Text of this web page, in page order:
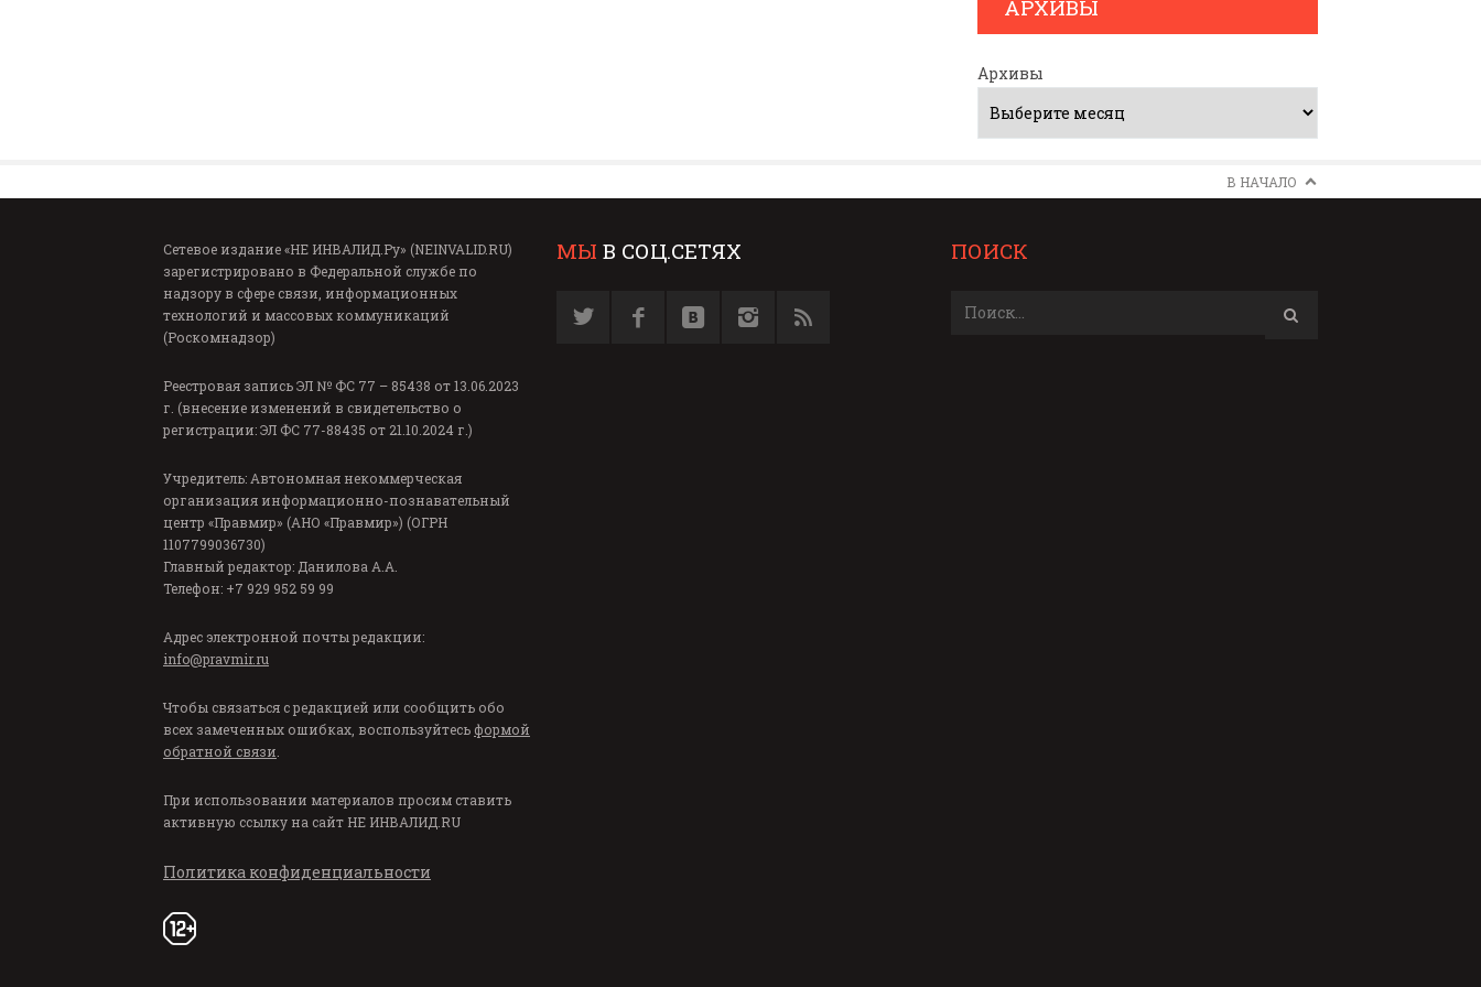
АРХИВЫ
Архивы
В НАЧАЛО
Сетевое издание «НЕ ИНВАЛИД.Ру» (NEINVALID.RU)
зарегистрировано в Федеральной службе по
надзору в сфере связи, информационных
технологий и массовых коммуникаций
(Роскомнадзор)
Реестровая запись ЭЛ № ФС 77 – 85438 от 13.06.2023
г. (внесение изменений в свидетельство о
регистрации: ЭЛ ФС 77-88435 от 21.10.2024 г.)
Учредитель: Автономная некоммерческая
организация информационно-познавательный
центр «Правмир» (АНО «Правмир») (ОГРН
1107799036730)
Главный редактор: Данилова А.А.
Телефон: +7 929 952 59 99
Адрес электронной почты редакции:
info@pravmir.ru
Чтобы связаться с редакцией или сообщить обо
всех замеченных ошибках, воспользуйтесь формой
обратной связи.
При использовании материалов просим ставить
активную ссылку на сайт НЕ ИНВАЛИД.RU
Политика конфиденциальности
МЫ В СОЦ.СЕТЯХ ПОИСК